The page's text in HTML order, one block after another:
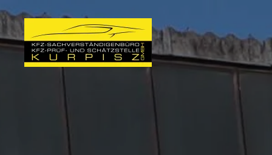
Skip to main content